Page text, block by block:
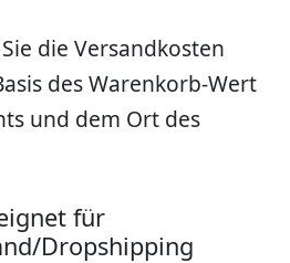
die Versandkosten
des Warenkorb-Wert
und dem Ort des
für
Dropshipping